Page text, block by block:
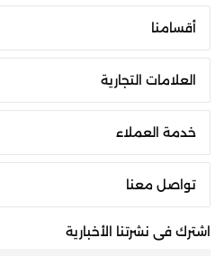
أقسامنا
العلامات التجارية
خدمة العملاء
تواصل معنا
اشترك فى نشرتنا الأخبارية